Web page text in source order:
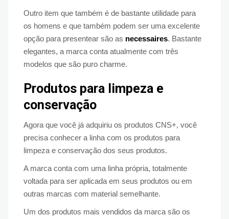
Outro item que também é de bastante utilidade para
os homens e que também podem ser uma excelente
opção para presentear são as necessaires. Bastante
elegantes, a marca conta atualmente com três
modelos que são puro charme.
Produtos para limpeza e
conservação
Agora que você já adquiriu os produtos CNS+, você
precisa conhecer a linha com os produtos para
limpeza e conservação dos seus produtos.
A marca conta com uma linha própria, totalmente
voltada para ser aplicada em seus produtos ou em
outras marcas com material semelhante.
Um dos produtos mais vendidos da marca são os